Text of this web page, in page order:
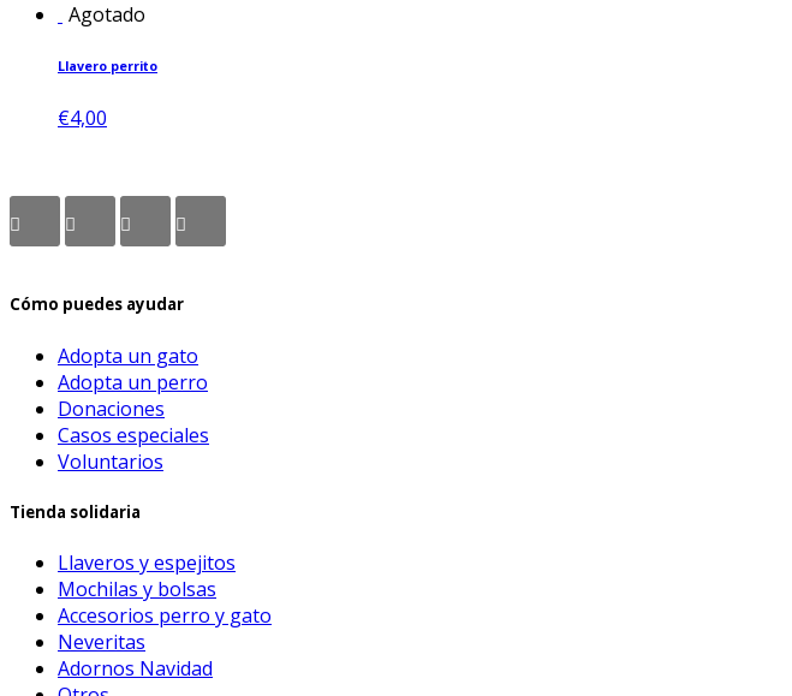
Agotado
Llavero perrito
€4,00
Cómo puedes ayudar
Adopta un gato
Adopta un perro
Donaciones
Casos especiales
Voluntarios
Tienda solidaria
Llaveros y espejitos
Mochilas y bolsas
Accesorios perro y gato
Neveritas
Adornos Navidad